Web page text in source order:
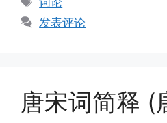
签
发表评论
唐宋词简释 (